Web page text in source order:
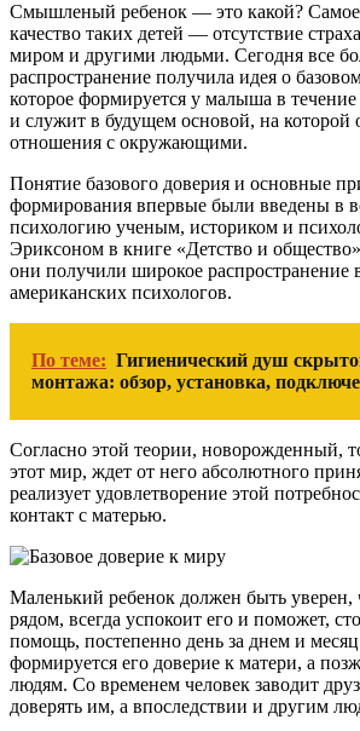
Смышленый ребенок — это какой?
качество таких детей — отсутствие
миром и другими людьми. Сегодня все
распространение получила идея о
которое формируется у малыша в
и служит в будущем основой, на которой
отношения с окружающими.
Понятие базового доверия и основные
формирования впервые были введены в
психологию ученым, историком и
Эриксоном в книге «Детство и
они получили широкое распространение
американских психологов.
По теме: Гигиенический душ
монтажа: обзор, установка,
Согласно этой теории, новорожденный,
этот мир, ждет от него абсолютного
реализует удовлетворение этой
контакт с матерью.
Маленький ребенок должен быть уверен,
рядом, всегда успокоит его и поможет,
помощь, постепенно день за днем и
формируется его доверие к матери, а
людям. Со временем человек заводит
доверять им, а впоследствии и другим